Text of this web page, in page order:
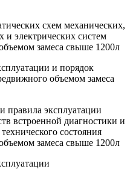
схем механических,
и электрических систем
замеса свыше 1200л
и порядок
объемом замеса
правила эксплуатации
встроенной диагностики и
состояния
замеса свыше 1200л